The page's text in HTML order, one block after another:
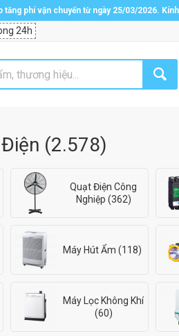
phí vận chuyển từ ngày 25/03/2026.
24h
(2.578)
Quạt Điện Công
Nghiệp (362)
Máy Hút Ẩm (118)
Máy Lọc Không Khí
(60)